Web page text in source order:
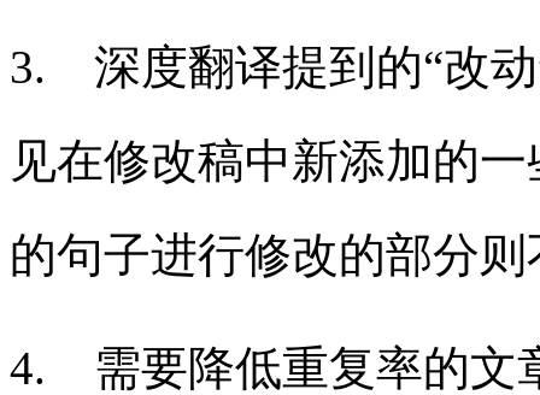
3. 深度翻译提到的“改
见在修改稿中新添加的
的句子进行修改的部分
4. 需要降低重复率的文